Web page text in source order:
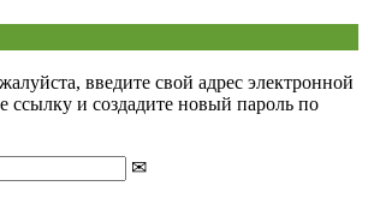
введите свой адрес электронной
и создадите новый пароль по